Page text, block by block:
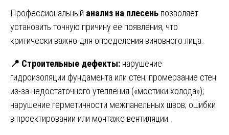
Профессиональный анализ на плесень позволяет
установить точную причину её появления, что
критически важно для определения виновного лица.
📍 Строительные дефекты: нарушение
гидроизоляции фундамента или стен; промерзание стен
из-за недостаточного утепления («мостики холода»);
нарушение герметичности межпанельных швов; ошибки
в проектировании или монтаже вентиляции.